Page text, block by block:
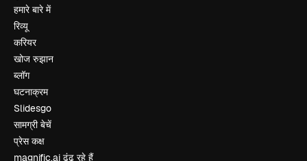
हमारे बारे में
रिव्यू
करियर
खोज रुझान
ब्लॉग
घटनाक्रम
Slidesgo
सामग्री बेचें
प्रेस कक्ष
magnific.ai ढूंढ रहे हैं